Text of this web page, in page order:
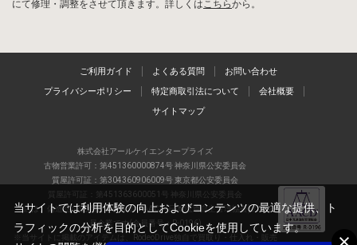
にて修理・調整をさせて頂きます。詳しくはこちらから。
ご利用ガイド よくある質問 お問い合わせ
プライバシーポリシー 特定商取引法について 会社概要
サイトマップ
株式会社アールケイエンタープライズ
古物営業許可：第451360000874号 神奈川県公安委員会
質屋許可証：第304360906009号 東京都公安委員会
質屋許可証：第451363600051号 神奈川県公安委員会
当店は、偽造品の流通防止を目指すAACD(日本流通自主管理協会)の正会
員企業です(会員番号：R-0196)
※当サイトに掲載のアイテムは、RodeoDrive独自で買取り・仕入れ・販売
当サイトでは利用体験の向上およびコンテンツの最適な提供、ト
ラフィックの分析を目的としてCookieを使用しています。